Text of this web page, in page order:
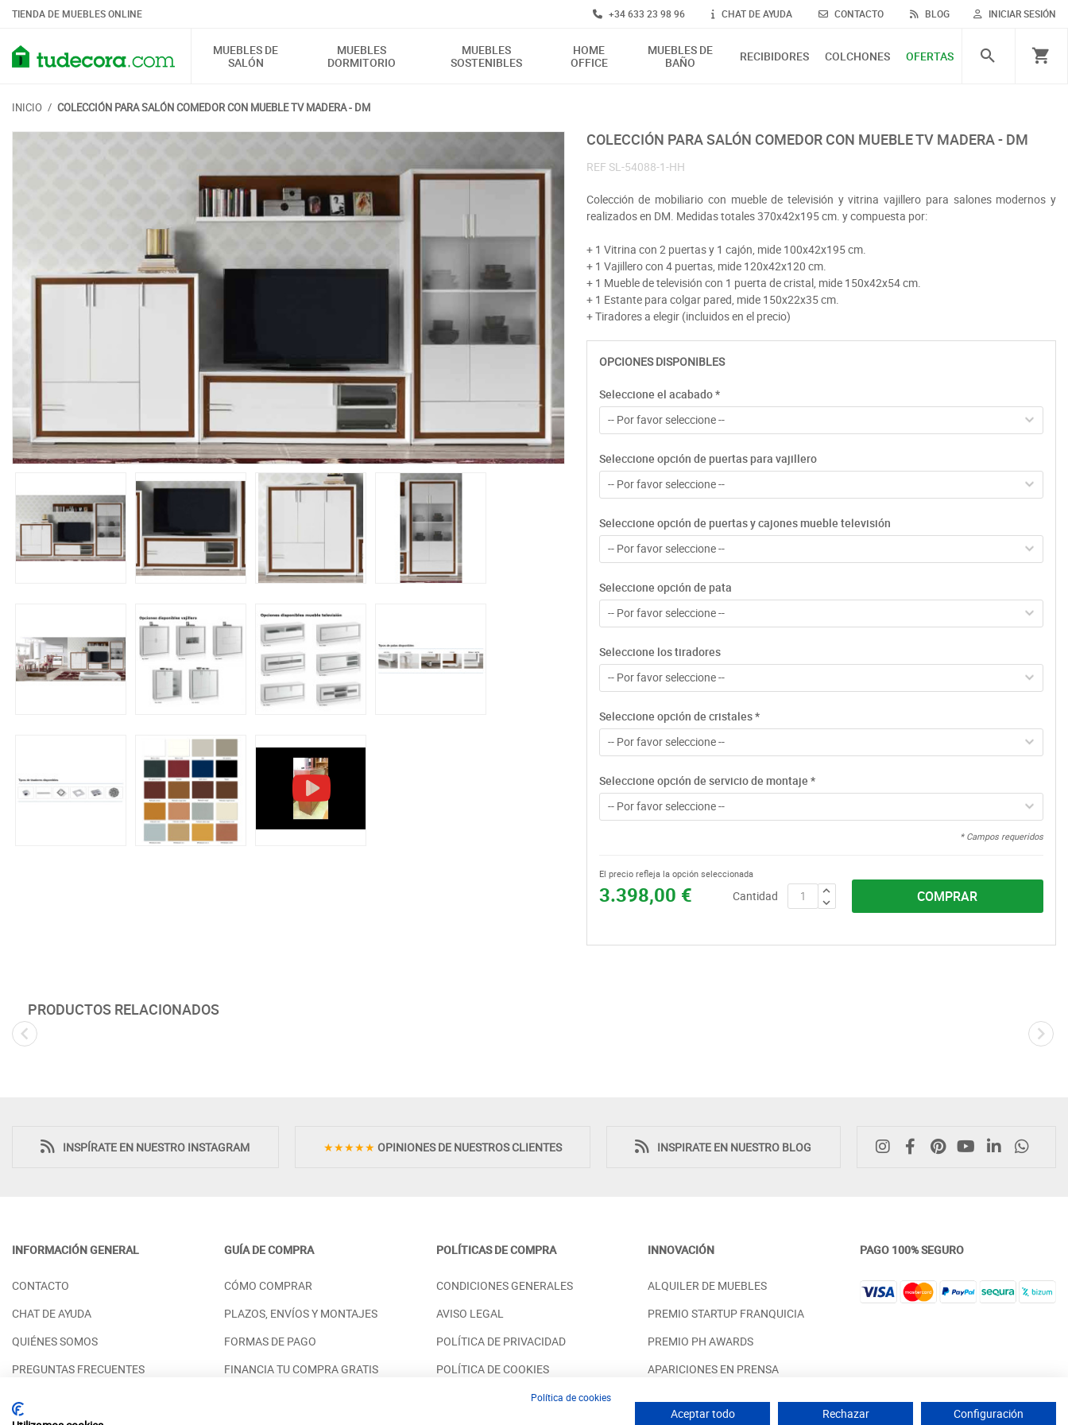
TIENDA DE MUEBLES ONLINE INICIAR SESIÓN
+34 633 23 98 96 CHAT DE AYUDA CONTACTO BLOG
MUEBLES DE
SALÓN
MUEBLES
DORMITORIO
MUEBLES
SOSTENIBLES
HOME
OFFICE
MUEBLES DE
BAÑO
RECIBIDORES COLCHONES OFERTAS
INICIO / COLECCIÓN PARA SALÓN COMEDOR CON MUEBLE TV MADERA - DM
COLECCIÓN PARA SALÓN COMEDOR CON MUEBLE TV MADERA - DM
REF SL-54088-1-HH
Colección de mobiliario con mueble de televisión y vitrina vajillero para salones modernos y
realizados en DM. Medidas totales 370x42x195 cm. y compuesta por:
+ 1 Vitrina con 2 puertas y 1 cajón, mide 100x42x195 cm.
+ 1 Vajillero con 4 puertas, mide 120x42x120 cm.
+ 1 Mueble de televisión con 1 puerta de cristal, mide 150x42x54 cm.
+ 1 Estante para colgar pared, mide 150x22x35 cm.
+ Tiradores a elegir (incluidos en el precio)
OPCIONES DISPONIBLES
Seleccione el acabado*
-- Por favor seleccione --
Seleccione opción de puertas para vajillero
-- Por favor seleccione --
Seleccione opción de puertas y cajones mueble televisión
-- Por favor seleccione --
Seleccione opción de pata
-- Por favor seleccione --
Seleccione los tiradores
-- Por favor seleccione --
Seleccione opción de cristales*
-- Por favor seleccione --
Seleccione opción de servicio de montaje *
-- Por favor seleccione --
* Campos requeridos
3.398,00 €
El precio refleja la opción seleccionada
Cantidad COMPRAR
PRODUCTOS RELACIONADOS
MADERA ELEVABLE - PINO
DE MADERA - PINO
PRECIO DESDE: 98,00 €
EXTENSIBLE MADERA - HAYA
ESTILO CLÁSICO MADERA - HAYA
1.098,00 €
MADERA Y CRISTAL Y 1
DM
INSPÍRATE EN NUESTRO INSTAGRAM ★★★★★ OPINIONES DE NUESTROS CLIENTES INSPIRATE EN NUESTRO BLOG
INFORMACIÓN GENERAL
CONTACTO
CHAT DE AYUDA
QUIÉNES SOMOS
PREGUNTAS FRECUENTES
GUÍA DE COMPRA
CÓMO COMPRAR
PLAZOS, ENVÍOS Y MONTAJES
FORMAS DE PAGO
FINANCIA TU COMPRA GRATIS
POLÍTICAS DE COMPRA
CONDICIONES GENERALES
AVISO LEGAL
POLÍTICA DE PRIVACIDAD
POLÍTICA DE COOKIES
INNOVACIÓN
ALQUILER DE MUEBLES
PREMIO STARTUP FRANQUICIA
PREMIO PH AWARDS
APARICIONES EN PRENSA
PAGO 100% SEGURO
Política de cookies
Aceptar todo Rechazar Configuración